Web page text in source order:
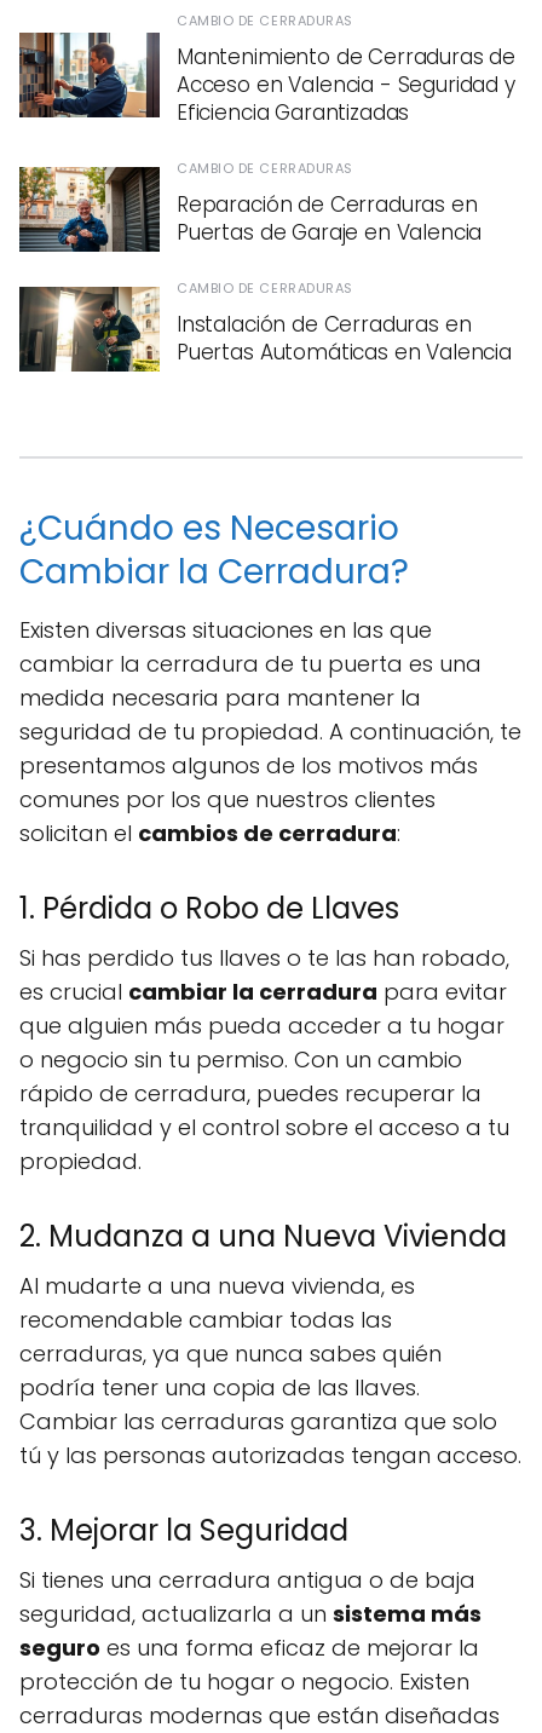
CAMBIO DE CERRADURAS
Mantenimiento de Cerraduras de
Acceso en Valencia - Seguridad y
Eficiencia Garantizadas
CAMBIO DE CERRADURAS
Reparación de Cerraduras en
Puertas de Garaje en Valencia
CAMBIO DE CERRADURAS
Instalación de Cerraduras en
Puertas Automáticas en Valencia
¿Cuándo es Necesario
Cambiar la Cerradura?
Existen diversas situaciones en las que
cambiar la cerradura de tu puerta es una
medida necesaria para mantener la
seguridad de tu propiedad. A continuación, te
presentamos algunos de los motivos más
comunes por los que nuestros clientes
solicitan el cambios de cerradura:
1. Pérdida o Robo de Llaves
Si has perdido tus llaves o te las han robado,
es crucial cambiar la cerradura para evitar
que alguien más pueda acceder a tu hogar
o negocio sin tu permiso. Con un cambio
rápido de cerradura, puedes recuperar la
tranquilidad y el control sobre el acceso a tu
propiedad.
2. Mudanza a una Nueva Vivienda
Al mudarte a una nueva vivienda, es
recomendable cambiar todas las
cerraduras, ya que nunca sabes quién
podría tener una copia de las llaves.
Cambiar las cerraduras garantiza que solo
tú y las personas autorizadas tengan acceso.
3. Mejorar la Seguridad
Si tienes una cerradura antigua o de baja
seguridad, actualizarla a un sistema más
seguro es una forma eficaz de mejorar la
protección de tu hogar o negocio. Existen
cerraduras modernas que están diseñadas